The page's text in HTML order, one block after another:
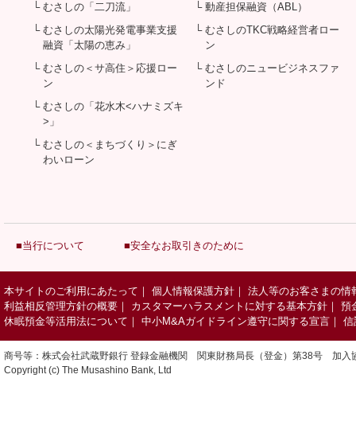
└ むさしの「二刀流」
└ むさしの太陽光発電事業支援
融資「太陽の恵み」
└ むさしの＜サ高住＞応援ロー
ン
└ むさしの「花水木<ハナミズキ
>」
└ むさしの＜まちづくり＞にぎ
わいローン
└ 動産担保融資（ABL）
└ むさしのTKC戦略経営者ロー
ン
└ むさしのニュービジネスファ
ンド
■当行について ■安全なお取引きのために
本サイトのご利用にあたって ｜ 個人情報保護方針 ｜
法人等のお客さまの情
利益相反管理方針の概要 ｜ カスタマーハラスメントに対する基本方針 ｜
預
休眠預金等活用法について ｜ 中小M&Aガイドライン遵守に関する宣言 ｜ 信
商号等：株式会社武蔵野銀行 登録金融機関 関東財務局長（登金）第38号 加入
Copyright (c) The Musashino Bank, Ltd